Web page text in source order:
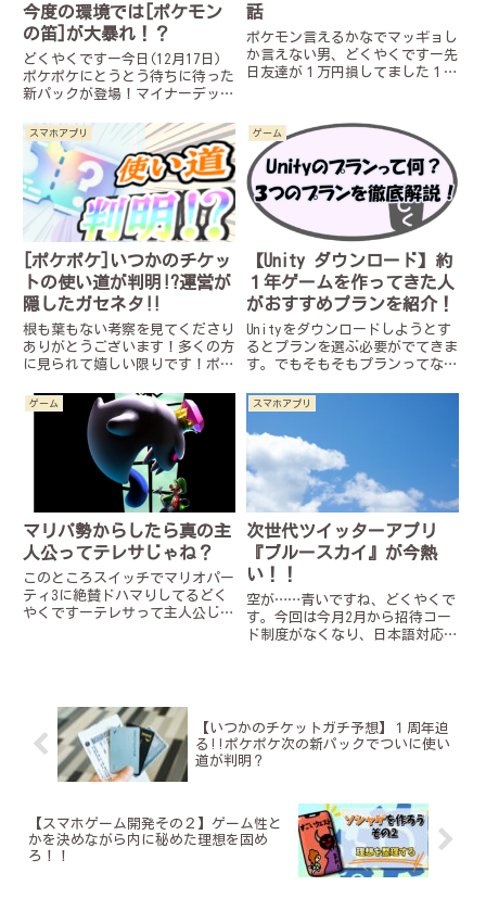
今度の環境では[ポケモン
の笛]が大暴れ！？
どくやくですー今日(12月17日)
ポケポケにとうとう待ちに待った
新パックが登場！マイナーデッキ
直飽きてきてたので普通に楽しみ
ですさて、そんな話題の新パック
ですが世間ではexポケモンのミ
ュウexとプテラexばかり...
話
ポケモン言えるかなでマッギョし
か言えない男、どくやくですー先
日友達が１万円損してました１万
ト！……のはずがあれ……少な
い⁉買取時期が遅かったせいで
5000円にしかならず、残念な結
果に...
スマホアプリ
[ポケポケ]いつかのチケッ
トの使い道が判明!?運営が
隠したガセネタ‼︎
根も葉もない考察を見てくださり
ありがとうございます！多くの方
に見られて嬉しい限りです！ポケ
月現在、新たに割とガチないつか
のチケット考察（と不真面目な考
察）を考えてきたので是非そちら
も見て行ってください！こっち
ゲーム
【Unity ダウンロード】約
１年ゲームを作ってきた人
がおすすめプランを紹介！
Unityをダウンロードしようとす
るとプランを選ぶ必要がでてきま
す。でもそもそもプランってな
のために、個人プラン、学生プラ
プランをご紹介します！
ゲーム
マリパ勢からしたら真の主
人公ってテレサじゃね？
このところスイッチでマリオパー
ティ3に絶賛ドハマりしてるどく
やくですーテレサって主人公じゃ
ま...
スマホアプリ
次世代ツイッターアプリ
『ブルースカイ』が今熱
い！！
空が……青いですね、どくやくで
す。今回は今月2月から招待コー
ド制度がなくなり、日本語対応さ
じたので軽いまとめと使ってみ
た...
【いつかのチケットガチ予想】１周年迫
る!!ポケポケ次の新パックでついに使い
道が判明？
【スマホゲーム開発その２】ゲーム性と
かを決めながら内に秘めた理想を固め
ろ！！